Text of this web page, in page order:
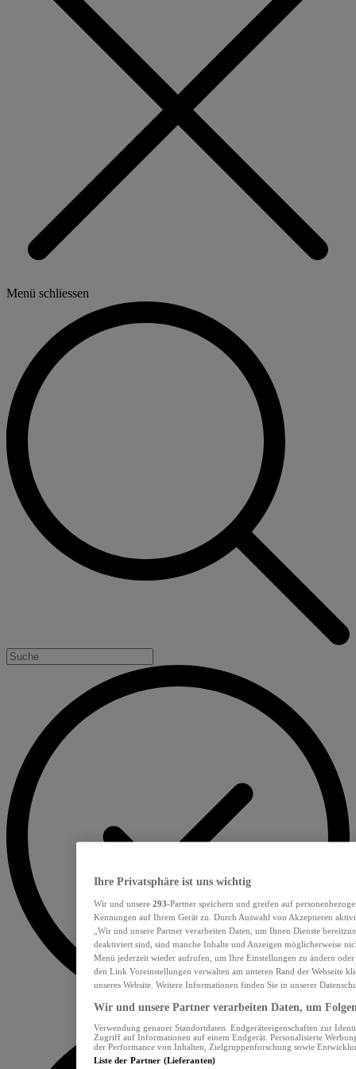
Menü schliessen
Ihre Privatsphäre ist uns wichtig
Wir und unsere 293-Partner speichern und greifen auf
Kennungen auf Ihrem Gerät zu. Durch Auswahl von Akzeptieren
„Wir und unsere Partner verarbeiten Daten, um Ihnen Dienste
deaktiviert sind, sind manche Inhalte und Anzeigen möglicherweise
Menü jederzeit wieder aufrufen, um Ihre Einstellungen zu ändern
den Link Voreinstellungen verwalten am unteren Rand der Webseite
unseres Website. Weitere Informationen finden Sie in unserer
Wir und unsere Partner verarbeiten Daten, um
Verwendung genauer Standortdaten. Endgeräteeigenschaften zur
Zugriff auf Informationen auf einem Endgerät. Personalisierte
der Performance von Inhalten, Zielgruppenforschung sowie
Liste der Partner (Lieferanten)